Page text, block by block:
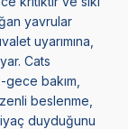
yavrular
uyarımına,
Cats
bakım,
beslenme,
duyduğunu